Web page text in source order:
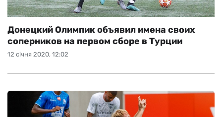
12 січня 2020, 12:02
Донецкий Олимпик объявил имена своих
соперников на первом сборе в Турции